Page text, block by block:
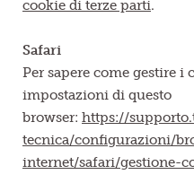
cookie di terze parti.
Safari
Per sapere come gestire i
impostazioni di questo
browser: https://
tecnica/configurazioni/
internet/safari/gestione-